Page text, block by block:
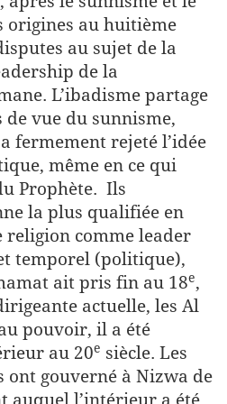
origines au huitième
au sujet de la
de la
L’ibadisme partage
vue du sunnisme,
fermement rejeté l’idée
même en ce qui
Prophète. Ils
la plus qualifiée en
religion comme leader
temporel (politique),
ait pris fin au 18e,
actuelle, les Al
pouvoir, il a été
au 20e siècle. Les
gouverné à Nizwa de
auquel l’intérieur a été